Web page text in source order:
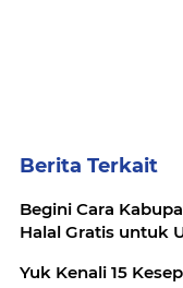
Berita Terkait
Begini Cara
Halal Gratis untuk
Yuk Kenali 15